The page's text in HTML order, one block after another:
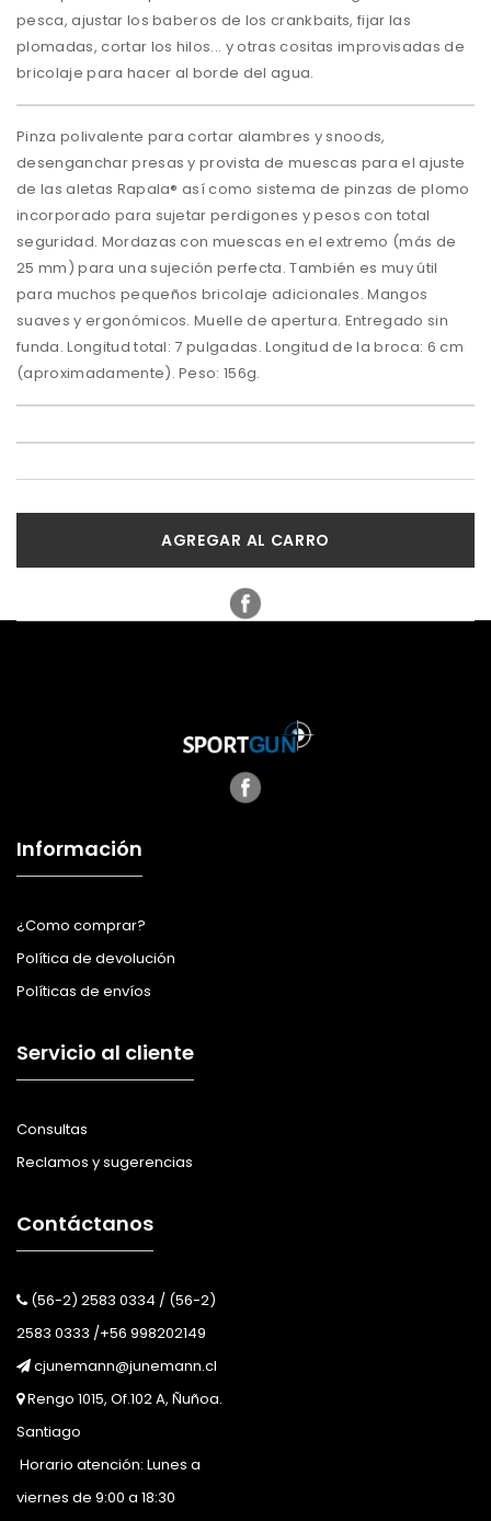
pesca, ajustar los baberos de los crankbaits, fijar las
plomadas, cortar los hilos... y otras cositas improvisadas de
bricolaje para hacer al borde del agua.
Pinza polivalente para cortar alambres y snoods,
desenganchar presas y provista de muescas para el ajuste
de las aletas Rapala® así como sistema de pinzas de plomo
incorporado para sujetar perdigones y pesos con total
seguridad. Mordazas con muescas en el extremo (más de
25 mm) para una sujeción perfecta. También es muy útil
para muchos pequeños bricolaje adicionales. Mangos
suaves y ergonómicos. Muelle de apertura. Entregado sin
funda. Longitud total: 7 pulgadas. Longitud de la broca: 6 cm
(aproximadamente). Peso: 156g.
AGREGAR AL CARRO
Información
¿Como comprar?
Política de devolución
Políticas de envíos
Servicio al cliente
Consultas
Reclamos y sugerencias
Contáctanos
(56-2) 2583 0334 / (56-2)
2583 0333 /+56 998202149
cjunemann@junemann.cl
Rengo 1015, Of.102 A, Ñuñoa.
Santiago
Horario atención: Lunes a
viernes de 9:00 a 18:30